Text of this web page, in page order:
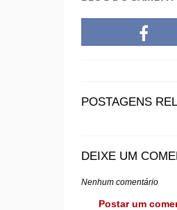
POSTAGENS
DEIXE UM
Nenhum comentário
Postar um